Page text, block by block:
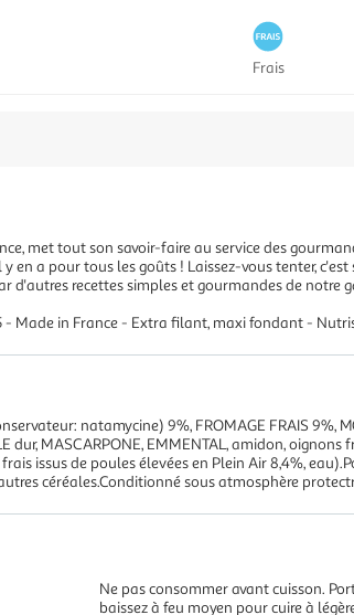
Frais
met tout son savoir-faire au service des
en a pour tous les goûts ! Laissez-vous tenter,
d'autres recettes simples et gourmandes de notre
Made in France - Extra filant, maxi fondant -
natamycine) 9%, FROMAGE FRAIS 9%,
dur, MASCARPONE, EMMENTAL, amidon,
issus de poules élevées en Plein Air 8,4%,
céréales.Conditionné sous atmosphère
Ne pas consommer avant cuisson.
baissez à feu moyen pour cuire à